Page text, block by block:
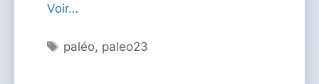
Voir…
Étiquettes
paléo, paleo23